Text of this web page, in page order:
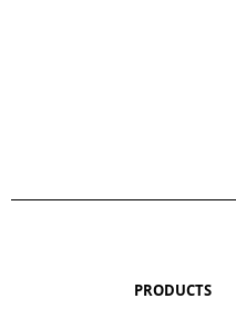
PRODUCTS